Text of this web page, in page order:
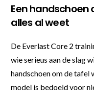
Een handschoen
alles al weet
De Everlast Core 2
wie serieus aan de slag
handschoen om de tafel
model is bedoeld voor